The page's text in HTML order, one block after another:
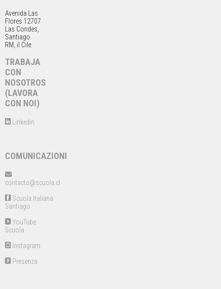
Avenida Las
Flores 12707
Las Condes,
Santiago
RM, il Cile.
TRABAJA
CON
NOSOTROS
(LAVORA
CON NOI)
Linkedin
COMUNICAZIONI
contacto@scuola.cl
Scuola Italiana
Santiago
YouTube
Scuola
Instagram
Presenza